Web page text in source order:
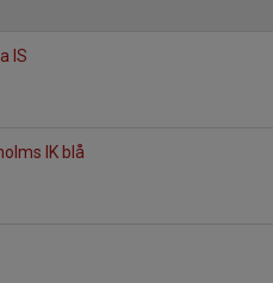
IS
IK blå